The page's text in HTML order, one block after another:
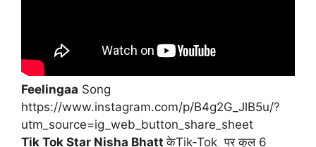
Feelingaa Song
https://www.instagram.com/p/B4g2G_JlB5u/?
utm_source=ig_web_button_share_sheet
Tik Tok Star Nisha BhattकेTik-Tok पर कुल 6